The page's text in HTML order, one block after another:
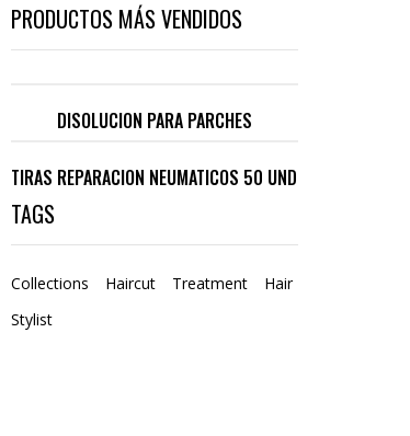
PRODUCTOS MÁS VENDIDOS
DISOLUCION PARA PARCHES
TIRAS REPARACION NEUMATICOS 50 UND
TAGS
Collections Haircut Treatment
Hair
Stylist